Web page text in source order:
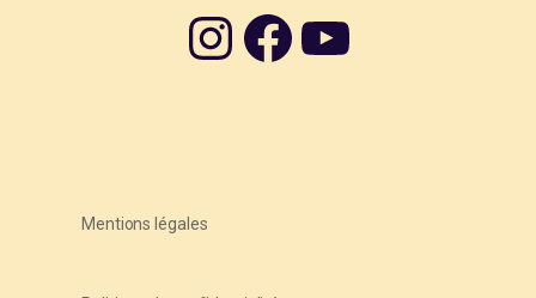
InstagramFacebook YouTube
Mentions légales